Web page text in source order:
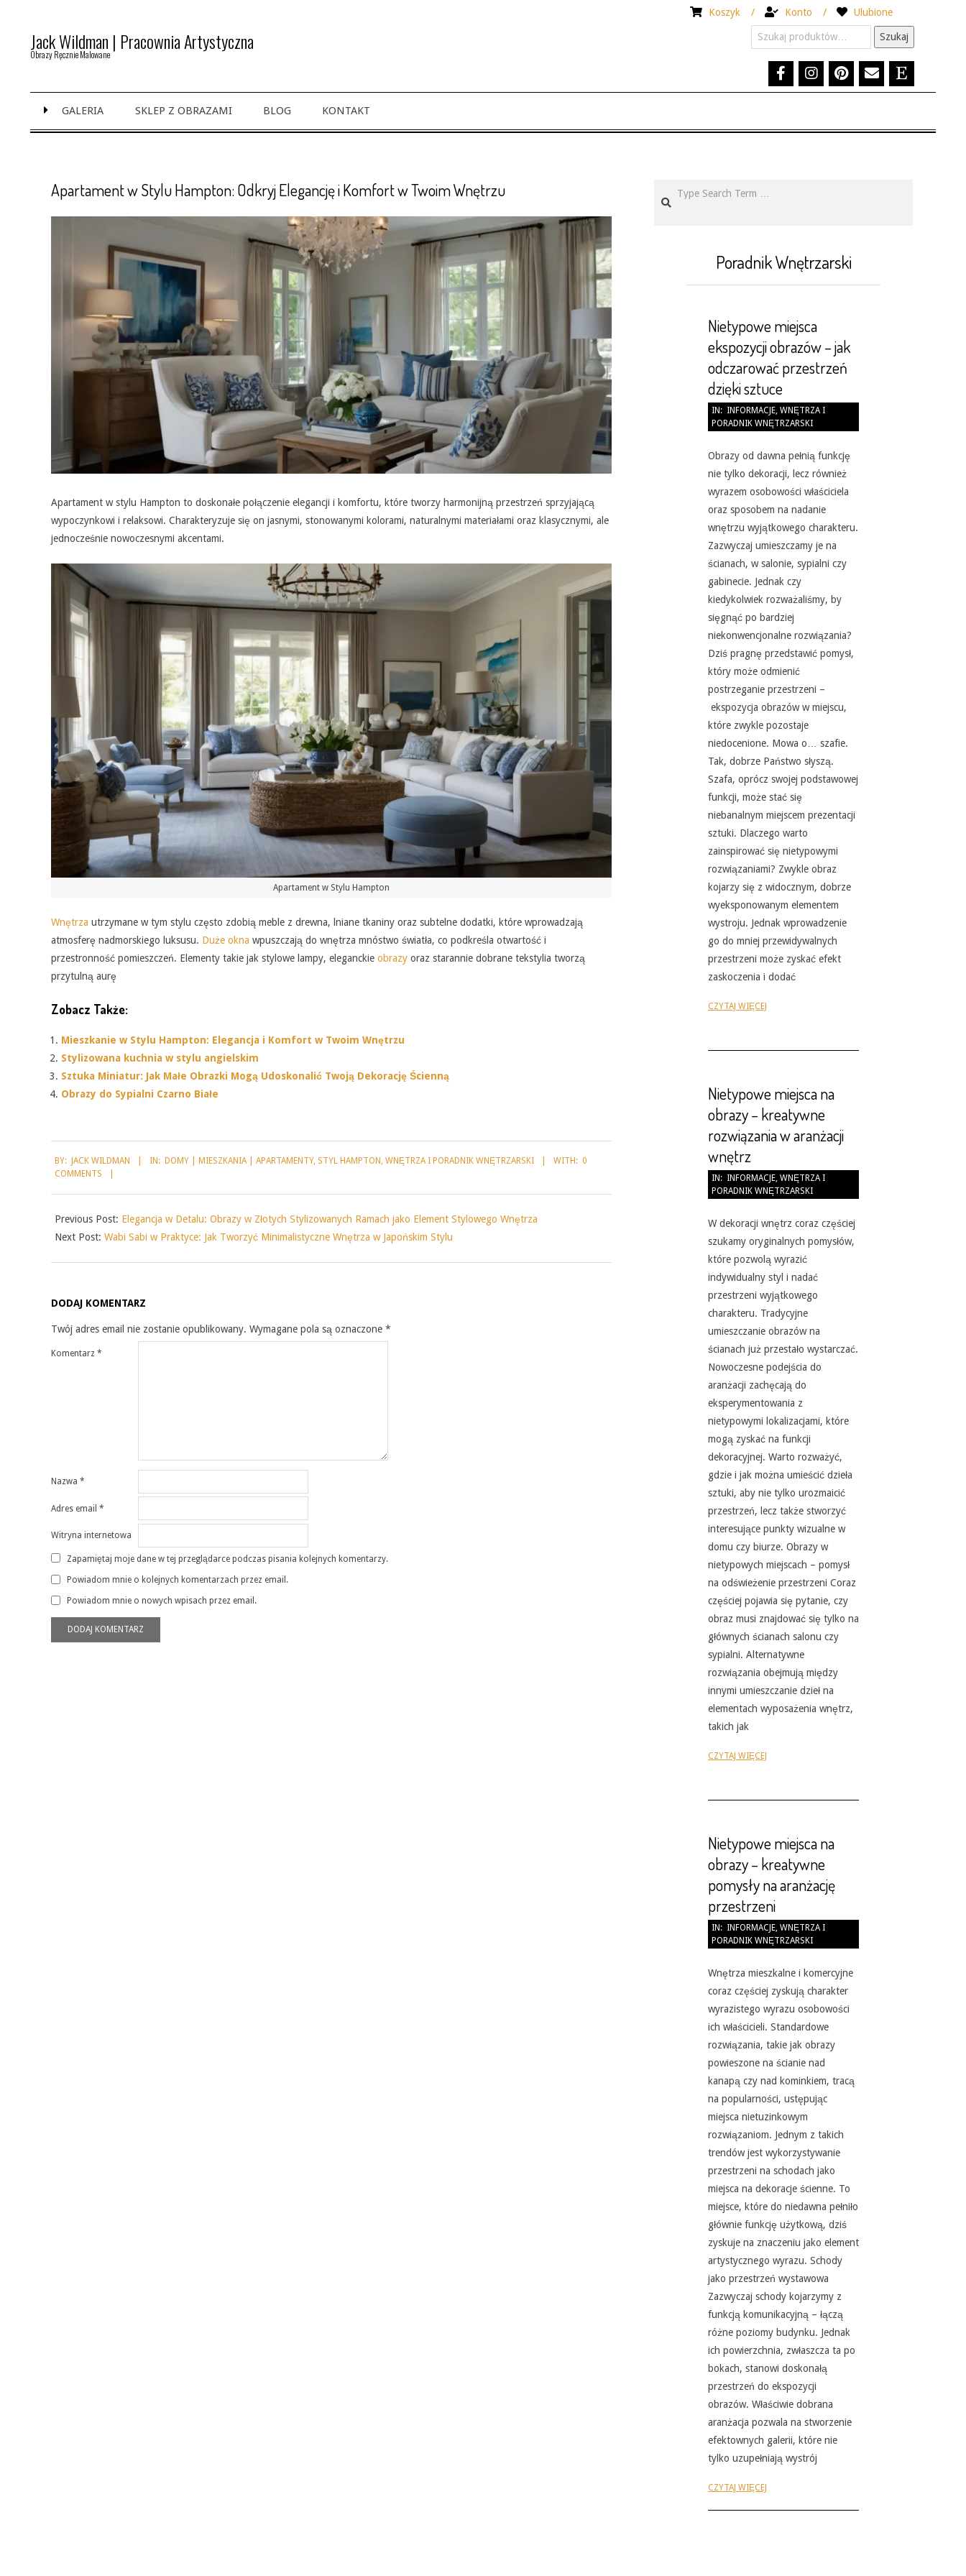
Jack Wildman | Pracownia Artystyczna
Obrazy Ręcznie Malowane
Koszyk Konto
Ulubione
Szukaj:
Szukaj
Menu
GALERIA SKLEP Z OBRAZAMI BLOG KONTAKT
Apartament w Stylu Hampton: Odkryj Elegancję i Komfort w Twoim Wnętrzu
Apartament w stylu Hampton to doskonałe połączenie elegancji i komfortu, które tworzy harmonijną przestrzeń sprzyjającą
wypoczynkowi i relaksowi. Charakteryzuje się on jasnymi, stonowanymi kolorami, naturalnymi materiałami oraz klasycznymi, ale
jednocześnie nowoczesnymi akcentami.
Apartament w Stylu Hampton
Wnętrza utrzymane w tym stylu często zdobią meble z drewna, lniane tkaniny oraz subtelne dodatki, które wprowadzają
atmosferę nadmorskiego luksusu. Duże okna wpuszczają do wnętrza mnóstwo światła, co podkreśla otwartość i
przestronność pomieszczeń. Elementy takie jak stylowe lampy, eleganckie obrazy oraz starannie dobrane tekstylia tworzą
przytulną aurę
Zobacz Także:
Mieszkanie w Stylu Hampton: Elegancja i Komfort w Twoim Wnętrzu
Stylizowana kuchnia w stylu angielskim
Sztuka Miniatur: Jak Małe Obrazki Mogą Udoskonalić Twoją Dekorację Ścienną
Obrazy do Sypialni Czarno Białe
08-
BY: JACK WILDMAN IN: DOMY | MIESZKANIA | APARTAMENTY, STYL HAMPTON, WNĘTRZA I PORADNIK WNĘTRZARSKI WITH: 0
COMMENTS
Previous Post: Elegancja w Detalu: Obrazy w Złotych Stylizowanych Ramach jako Element Stylowego Wnętrza
Next Post: Wabi Sabi w Praktyce: Jak Tworzyć Minimalistyczne Wnętrza w Japońskim Stylu
DODAJ KOMENTARZ
Twój adres email nie zostanie opublikowany. Wymagane pola są oznaczone *
Komentarz *
Nazwa *
Adres email *
Witryna internetowa
Zapamiętaj moje dane w tej przeglądarce podczas pisania kolejnych komentarzy.
Powiadom mnie o kolejnych komentarzach przez email.
Powiadom mnie o nowych wpisach przez email.
Poradnik Wnętrzarski
Nietypowe miejsca
ekspozycji obrazów – jak
odczarować przestrzeń
dzięki sztuce
2026-
05-
IN: INFORMACJE, WNĘTRZA I
PORADNIK WNĘTRZARSKI
Obrazy od dawna pełnią funkcję
nie tylko dekoracji, lecz również
wyrazem osobowości właściciela
oraz sposobem na nadanie
wnętrzu wyjątkowego charakteru.
Zazwyczaj umieszczamy je na
ścianach, w salonie, sypialni czy
gabinecie. Jednak czy
kiedykolwiek rozważaliśmy, by
sięgnąć po bardziej
niekonwencjonalne rozwiązania?
Dziś pragnę przedstawić pomysł,
który może odmienić
postrzeganie przestrzeni –
ekspozycja obrazów w miejscu,
które zwykle pozostaje
niedocenione. Mowa o… szafie.
Tak, dobrze Państwo słyszą.
Szafa, oprócz swojej podstawowej
funkcji, może stać się
niebanalnym miejscem prezentacji
sztuki. Dlaczego warto
zainspirować się nietypowymi
rozwiązaniami? Zwykle obraz
kojarzy się z widocznym, dobrze
wyeksponowanym elementem
wystroju. Jednak wprowadzenie
go do mniej przewidywalnych
przestrzeni może zyskać efekt
zaskoczenia i dodać
CZYTAJ WIĘCEJ
Nietypowe miejsca na
obrazy – kreatywne
rozwiązania w aranżacji
wnętrz
2026-
05-
IN: INFORMACJE, WNĘTRZA I
PORADNIK WNĘTRZARSKI
W dekoracji wnętrz coraz częściej
szukamy oryginalnych pomysłów,
które pozwolą wyrazić
indywidualny styl i nadać
przestrzeni wyjątkowego
charakteru. Tradycyjne
umieszczanie obrazów na
ścianach już przestało wystarczać.
Nowoczesne podejścia do
aranżacji zachęcają do
eksperymentowania z
nietypowymi lokalizacjami, które
mogą zyskać na funkcji
dekoracyjnej. Warto rozważyć,
gdzie i jak można umieścić dzieła
sztuki, aby nie tylko urozmaicić
przestrzeń, lecz także stworzyć
interesujące punkty wizualne w
domu czy biurze. Obrazy w
nietypowych miejscach – pomysł
na odświeżenie przestrzeni Coraz
częściej pojawia się pytanie, czy
obraz musi znajdować się tylko na
głównych ścianach salonu czy
sypialni. Alternatywne
rozwiązania obejmują między
innymi umieszczanie dzieł na
elementach wyposażenia wnętrz,
takich jak
CZYTAJ WIĘCEJ
Nietypowe miejsca na
obrazy – kreatywne
pomysły na aranżację
przestrzeni
2026-
05-
IN: INFORMACJE, WNĘTRZA I
PORADNIK WNĘTRZARSKI
Wnętrza mieszkalne i komercyjne
coraz częściej zyskują charakter
wyrazistego wyrazu osobowości
ich właścicieli. Standardowe
rozwiązania, takie jak obrazy
powieszone na ścianie nad
kanapą czy nad kominkiem, tracą
na popularności, ustępując
miejsca nietuzinkowym
rozwiązaniom. Jednym z takich
trendów jest wykorzystywanie
przestrzeni na schodach jako
miejsca na dekoracje ścienne. To
miejsce, które do niedawna pełniło
głównie funkcję użytkową, dziś
zyskuje na znaczeniu jako element
artystycznego wyrazu. Schody
jako przestrzeń wystawowa
Zazwyczaj schody kojarzymy z
funkcją komunikacyjną – łączą
różne poziomy budynku. Jednak
ich powierzchnia, zwłaszcza ta po
bokach, stanowi doskonałą
przestrzeń do ekspozycji
obrazów. Właściwie dobrana
aranżacja pozwala na stworzenie
efektownych galerii, które nie
tylko uzupełniają wystrój
CZYTAJ WIĘCEJ